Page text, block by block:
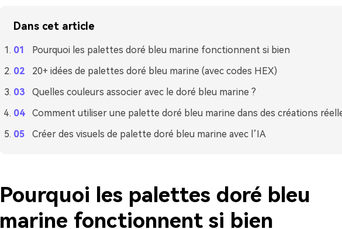
Dans cet article
Pourquoi les palettes doré bleu marine fonctionnent si bien
20+ idées de palettes doré bleu marine (avec codes HEX)
Quelles couleurs associer avec le doré bleu marine ?
Comment utiliser une palette doré bleu marine dans des créations
Créer des visuels de palette doré bleu marine avec l’IA
Pourquoi les palettes doré bleu
marine fonctionnent si bien